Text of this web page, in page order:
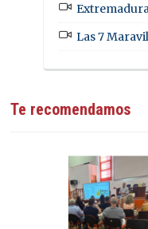
Las 7
Te recomendamos